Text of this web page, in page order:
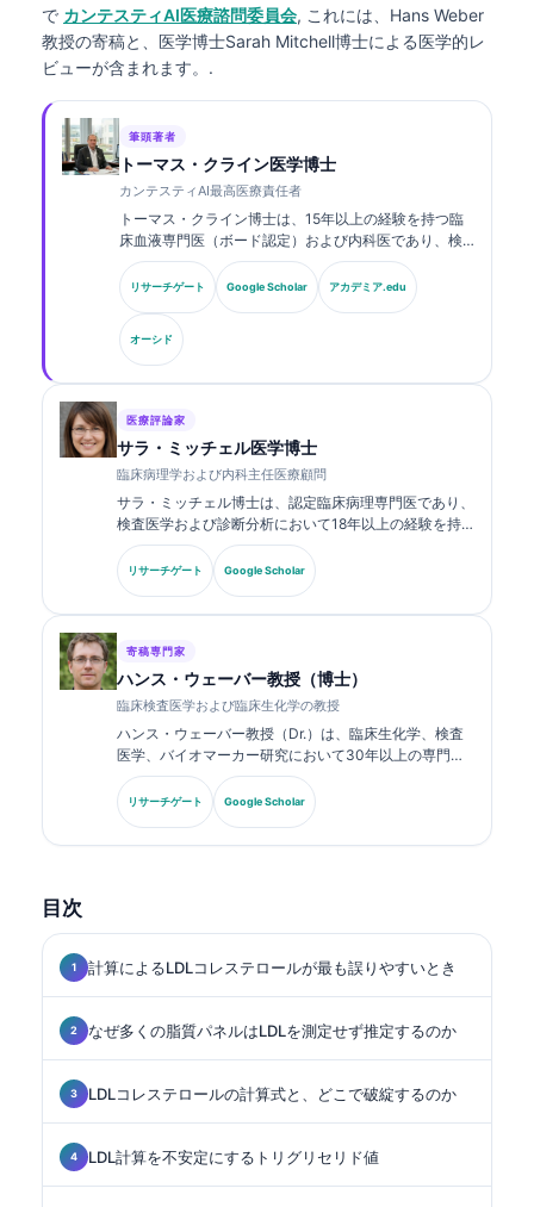
で カンテスティAI医療諮問委員会, これには、Hans Weber
教授の寄稿と、医学博士Sarah Mitchell博士による医学的レ
ビューが含まれます。.
筆頭著者
トーマス・クライン医学博士
カンテスティAI最高医療責任者
トーマス・クライン博士は、15年以上の経験を持つ臨
床血液専門医（ボード認定）および内科医であり、検
査医学およびAI支援による臨床解析に関する豊富な経
験を有しています。Kantesti AIにおける最高医療責任
者（CMO）として、同社の独自のニューラルネットワ
ークの医療的正確性に関する臨床的監督を行っていま
す。クライン博士は、バイオマーカーの解釈および検
査医学に関する研究・論文を幅広く発表しています。.
リサーチゲート Google Scholar アカデミア.edu
オーシド
医療評論家
サラ・ミッチェル医学博士
臨床病理学および内科主任医療顧問
サラ・ミッチェル博士は、認定臨床病理専門医であり、
検査医学および診断分析において18年以上の経験を持
ちます。臨床化学の専門資格を有し、臨床現場における
バイオマーカーパネルおよび検査分析について、幅広く
発表しています。.
リサーチゲート Google Scholar
寄稿専門家
ハンス・ウェーバー教授（博士）
臨床検査医学および臨床生化学の教授
ハンス・ウェーバー教授（Dr.）は、臨床生化学、検査
医学、バイオマーカー研究において30年以上の専門知
識を持ちます。ドイツ臨床化学会の元会長であり、診断
パネル解析、バイオマーカーの標準化、AI支援による検
査医学を専門としています。.
リサーチゲート Google Scholar
目次
計算によるLDLコレステロールが最も誤りやすいとき
なぜ多くの脂質パネルはLDLを測定せず推定するのか
LDLコレステロールの計算式と、どこで破綻するのか
LDL計算を不安定にするトリグリセリド値